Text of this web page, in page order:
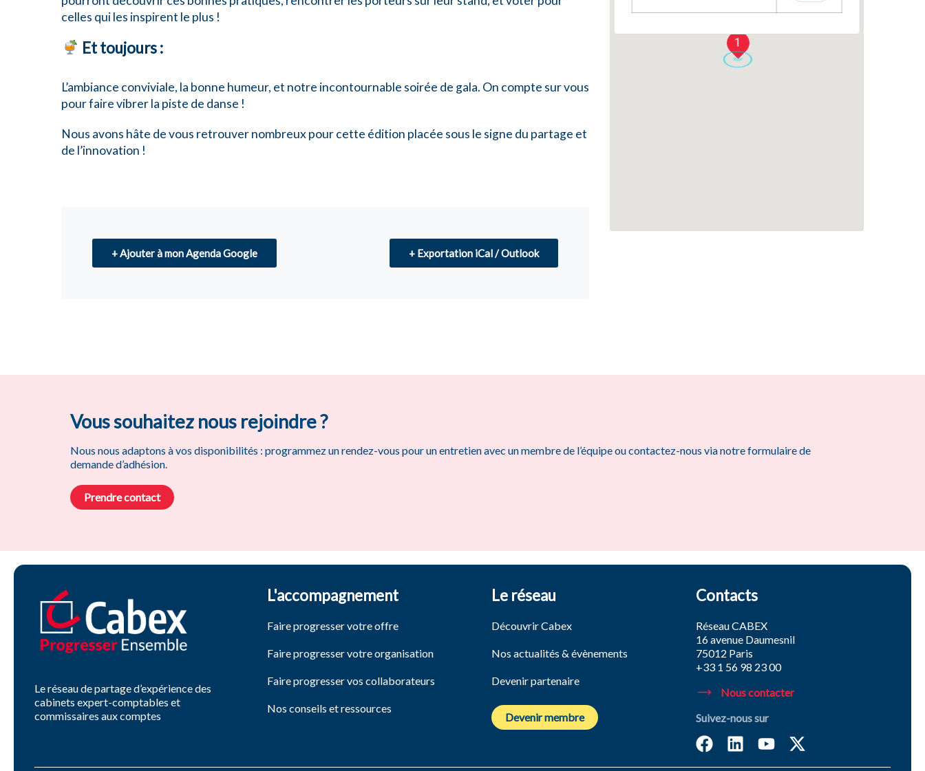
celles qui les inspirent le plus !
Et toujours :
L’ambiance conviviale, la bonne humeur, et notre incontournable soirée de gala. On compte sur vous
pour faire vibrer la piste de danse !
Nous avons hâte de vous retrouver nombreux pour cette édition placée sous le signe du partage et
de l’innovation !
+ Ajouter à mon Agenda Google + Exportation iCal / Outlook
1
Vous souhaitez nous rejoindre ?
Nous nous adaptons à vos disponibilités : programmez un rendez-vous pour un entretien avec un membre de l’équipe ou contactez-nous via notre formulaire de
demande d’adhésion.
Prendre contact
Le réseau de partage d’expérience des
cabinets expert-comptables et
commissaires aux comptes
L'accompagnement
Faire progresser votre offre
Faire progresser votre organisation
Faire progresser vos collaborateurs
Nos conseils et ressources
Le réseau
Découvrir Cabex
Nos actualités & évènements
Devenir partenaire
Devenir membre
Contacts
Réseau CABEX
16 avenue Daumesnil
75012 Paris
+33 1 56 98 23 00
Nous contacter
Suivez-nous sur